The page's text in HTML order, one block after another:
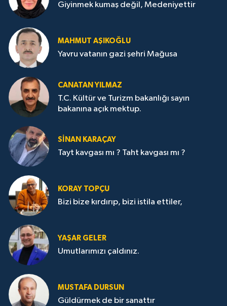
Giyinmek kumaş değil, Medeniyettir
MAHMUT AŞIKOĞLU
Yavru vatanın gazi şehri Mağusa
CANATAN YILMAZ
T.C. Kültür ve Turizm bakanlığı sayın
bakanına açık mektup.
SİNAN KARAÇAY
Tayt kavgası mı ? Taht kavgası mı ?
KORAY TOPÇU
Bizi bize kırdırıp, bizi istila ettiler,
YAŞAR GELER
Umutlarımızı çaldınız.
MUSTAFA DURSUN
Güldürmek de bir sanattır